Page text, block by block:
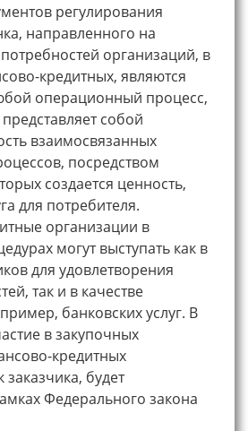
регулирования
направленного на
организаций, в
кредитных, являются
операционный процесс,
собой
взаимосвязанных
посредством
создается ценность,
для потребителя.
организации в
могут выступать как в
для удовлетворения
так и в качестве
банковских услуг. В
в закупочных
кредитных
будет
Федерального закона